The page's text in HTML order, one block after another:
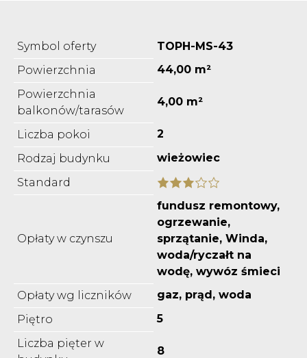
Symbol oferty
TOPH-MS-43
Powierzchnia
44,00 m²
Powierzchnia
balkonów/tarasów
4,00 m²
Liczba pokoi
2
Rodzaj budynku
wieżowiec
Standard
Opłaty w czynszu
fundusz remontowy,
ogrzewanie,
sprzątanie, Winda,
woda/ryczałt na
wodę, wywóz śmieci
Opłaty wg liczników
gaz, prąd, woda
Piętro
5
Liczba pięter w
8